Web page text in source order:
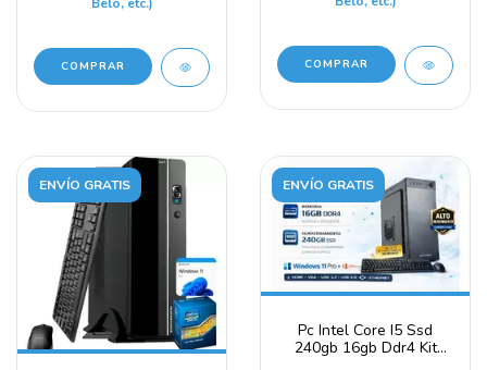
Belo, etc.)
COMPRAR COMPRAR
ENVÍO GRATIS ENVÍO GRATIS
Pc Intel Core I5 Ssd
240gb 16gb Ddr4 Kit